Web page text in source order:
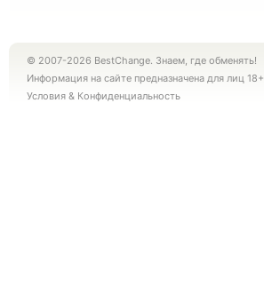
© 2007-2026 BestChange. Знаем, где обменять!
Информация на сайте предназначена для лиц 18+
Условия & Конфиденциальность